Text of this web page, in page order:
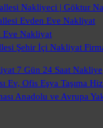
Nakliyeci | Göktur
Evden Eve Nakliyat
Eve Nakliyat
Şehir İçi Nakliyat
7 Gün 24 Saat Nakliye
Ev, Ofis Eşya Taşıma
Anadolu ve Avrupa